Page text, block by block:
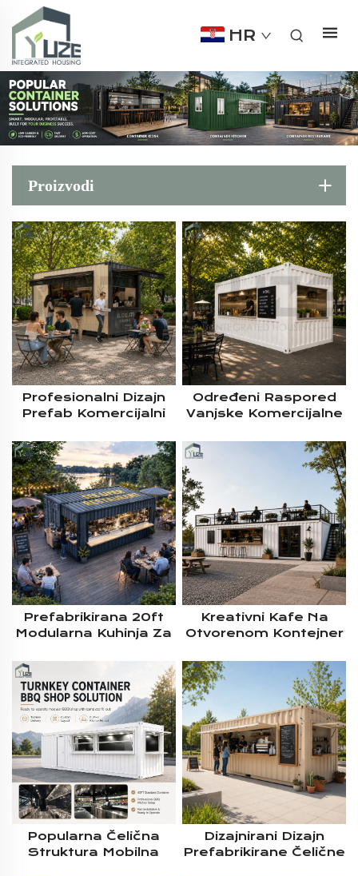
HR
Proizvodi
Profesionalni Dizajn
Prefab Komercijalni
Kiosk S Prilagođenim
Prozorima I
Kompletnom
Opremom Za
Ugostiteljstvo
Određeni Raspored
Vanjske Komercijalne
Prefabrikirane
Kontejner Za Prijevoz
Kuhinja Za Slučajni
Posao S Hranom
Rješenje Projekta
Prefabrikirana 20ft
Modularna Kuhinja Za
Čeličnim Okvirom
Kreativni Kafe Na
Otvorenom Kontejner
2 Decker Kafana
Popularna Čelična
Struktura Mobilna
Dizajnirani Dizajn
Prefabrikirane Čelične